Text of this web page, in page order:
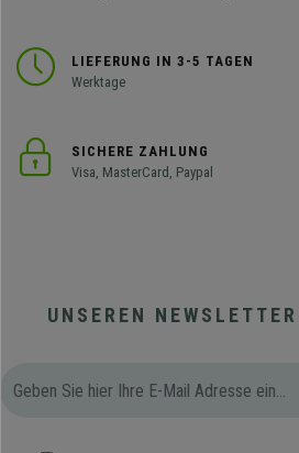
LIEFERUNG IN 3-5 TAGEN
Werktage
SICHERE ZAHLUNG
Visa, MasterCard, Paypal
UNSEREN